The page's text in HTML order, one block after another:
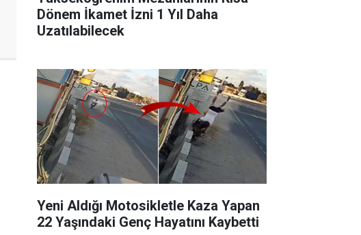
Dönem İkamet İzni 1 Yıl Daha
Uzatılabilecek
Yeni Aldığı Motosikletle Kaza Yapan
22 Yaşındaki Genç Hayatını Kaybetti